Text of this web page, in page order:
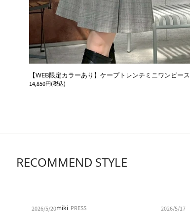
【WEB限定カラーあり】ケープトレンチミニワンピース
14,850円(税込)
RECOMMEND STYLE
2026/5/20miki PRESS 2026/5/17